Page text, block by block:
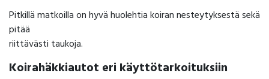
Pitkillä matkoilla on hyvä huolehtia koiran nesteytyksestä sekä
pitää
riittävästi taukoja.
Koirahäkkiautot eri käyttötarkoituksiin